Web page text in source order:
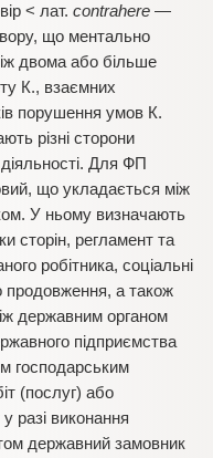
< лат. contrahere —
що ментально
двома або більше
К., взаємних
порушення умов К.
різні сторони
діяльності. Для ФП
що укладається між
У ньому визначають
сторін, регламент та
робітника, соціальні
продовження, а також
державним органом
підприємства
господарським
(послуг) або
разі виконання
державний замовник